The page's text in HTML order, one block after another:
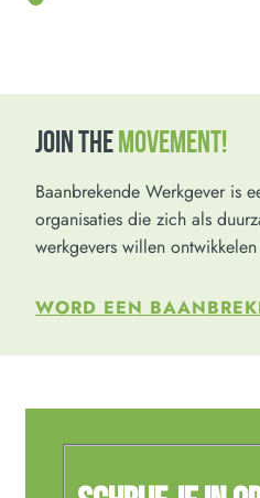
JOIN THEMOVEMENT!
Baanbrekende Werkgever is
organisaties die zich als
werkgevers willen
WORD EEN